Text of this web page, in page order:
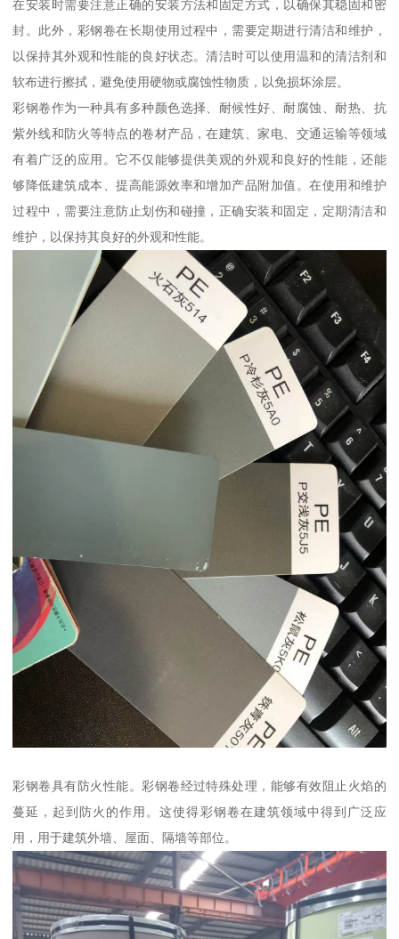
在安装时需要注意正确的安装方法和固定方式，以确保其稳固和密
封。此外，彩钢卷在长期使用过程中，需要定期进行清洁和维护，
以保持其外观和性能的良好状态。清洁时可以使用温和的清洁剂和
软布进行擦拭，避免使用硬物或腐蚀性物质，以免损坏涂层。
彩钢卷作为一种具有多种颜色选择、耐候性好、耐腐蚀、耐热、抗
紫外线和防火等特点的卷材产品，在建筑、家电、交通运输等领域
有着广泛的应用。它不仅能够提供美观的外观和良好的性能，还能
够降低建筑成本、提高能源效率和增加产品附加值。在使用和维护
过程中，需要注意防止划伤和碰撞，正确安装和固定，定期清洁和
维护，以保持其良好的外观和性能。
彩钢卷具有防火性能。彩钢卷经过特殊处理，能够有效阻止火焰的
蔓延，起到防火的作用。这使得彩钢卷在建筑领域中得到广泛应
用，用于建筑外墙、屋面、隔墙等部位。